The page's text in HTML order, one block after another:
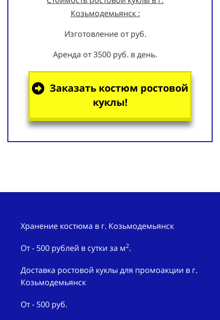
Козьмодемьянск :
Изготовление от руб.
Аренда от 3500 руб. в день.
Заказать костюм ростовой
куклы!
Хранение костюма в г. Козьмодемьянск
От - 500 рублей в сутки за м2.
Доставка ростовой куклы для промоакции в г.
Козьмодемьянск
От - 500 руб.